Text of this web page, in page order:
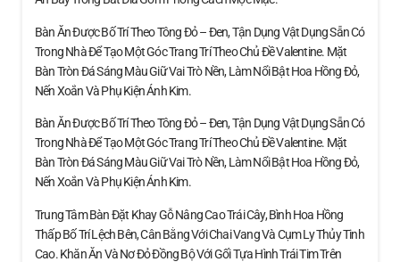
Bàn Ăn Được Bố Trí Theo Tông Đỏ – Đen, Tận Dụng Vật Dụng Sẵn Có
Trong Nhà Để Tạo Một Góc Trang Trí Theo Chủ Đề Valentine. Mặt
Bàn Tròn Đá Sáng Màu Giữ Vai Trò Nền, Làm Nổi Bật Hoa Hồng Đỏ,
Nến Xoắn Và Phụ Kiện Ánh Kim.
Bàn Ăn Được Bố Trí Theo Tông Đỏ – Đen, Tận Dụng Vật Dụng Sẵn Có
Trong Nhà Để Tạo Một Góc Trang Trí Theo Chủ Đề Valentine. Mặt
Bàn Tròn Đá Sáng Màu Giữ Vai Trò Nền, Làm Nổi Bật Hoa Hồng Đỏ,
Nến Xoắn Và Phụ Kiện Ánh Kim.
Trung Tâm Bàn Đặt Khay Gỗ Nâng Cao Trái Cây, Bình Hoa Hồng
Thấp Bố Trí Lệch Bên, Cân Bằng Với Chai Vang Và Cụm Ly Thủy Tinh
Cao. Khăn Ăn Và Nơ Đỏ Đồng Bộ Với Gối Tựa Hình Trái Tim Trên